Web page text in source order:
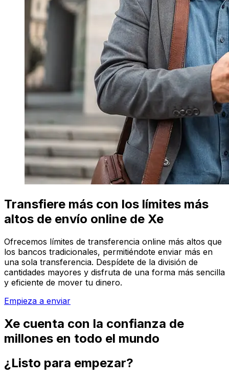
Transfiere más con los límites más
altos de envío online de Xe
Ofrecemos límites de transferencia online más altos que
los bancos tradicionales, permitiéndote enviar más en
una sola transferencia. Despídete de la división de
cantidades mayores y disfruta de una forma más sencilla
y eficiente de mover tu dinero.
Empieza a enviar
Xe cuenta con la confianza de
millones en todo el mundo
¿Listo para empezar?